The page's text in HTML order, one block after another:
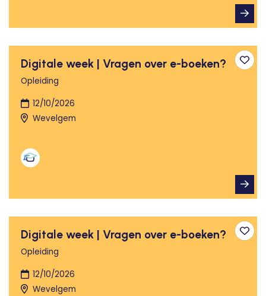
Digitale week | Vragen over e-boeken?
Opleiding
12/10/2026
Wevelgem
Digitale week | Vragen over e-boeken?
Opleiding
12/10/2026
Wevelgem